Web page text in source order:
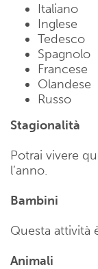
Italiano
Inglese
Tedesco
Spagnolo
Francese
Olandese
Russo
Stagionalità
Potrai vivere
l’anno.
Bambini
Questa attività
Animali